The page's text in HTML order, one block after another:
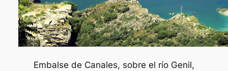
Embalse de Canales, sobre el río Genil,